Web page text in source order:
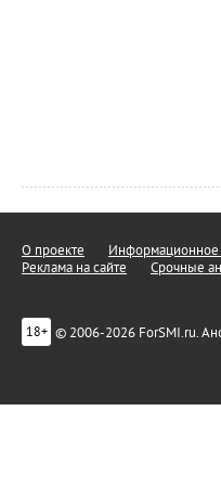
О проекте Информационное
Реклама на сайте
Срочные
18+ © 2006-2026 ForSMI.ru.